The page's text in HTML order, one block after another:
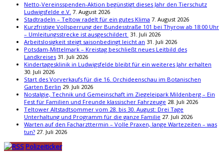
Netto-Vereinsspenden-Aktion begünstigt dieses Jahr den Tierschutz
Ludwigsfelde e.V. 7. August 2026
Stadtradeln – Teltow radelt für ein gutes Klima 7. August 2026
Kurzfristige Vollsperrung der Bundesstraße 101 bei Thyrow ab 18:00 Uhr
– Umleitungsstrecke ist ausgeschildert 31. Juli 2026
Arbeitslosigkeit steigt saisonbedingt leicht an 31. Juli 2026
Potsdam-Mittelmark – Kreistag beschließt neues Leitbild des
Landkreises 31. Juli 2026
Kindertagesklinik in Ludwigsfelde bleibt für ein weiteres Jahr erhalten
30. Juli 2026
Start des Vorverkaufs für die 16. Orchideenschau im Botanischen
Garten Berlin 29. Juli 2026
Nostalgie, Technik und Gemeinschaft im Ziegeleipark Mildenberg – Ein
Fest für Familien und Freunde klassischer Fahrzeuge 28. Juli 2026
Teltower Altstadtsommer vom 28. bis 30. August: Drei Tage
Unterhaltung und Programm für die ganze Familie 27. Juli 2026
Warten auf den Facharzttermin – Volle Praxen, lange Wartezeiten – was
tun? 27. Juli 2026
Polizeiticker